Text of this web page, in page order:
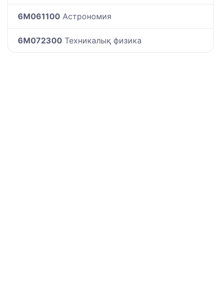
6M061100 Астрономия
6M072300 Техникалық физика